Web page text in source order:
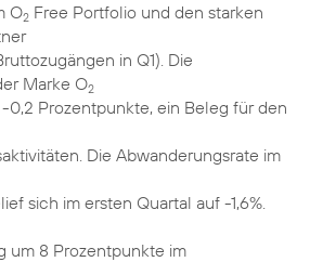
O2 Free Portfolio und den starken
in Q1). Die
Marke O2
0,2 Prozentpunkte, ein Beleg für den
Die Abwanderungsrate im
sich im ersten Quartal auf -1,6%.
um 8 Prozentpunkte im